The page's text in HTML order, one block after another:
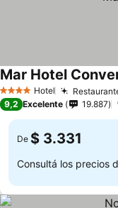
4 EstrellasHotel
Mar Hotel
9,2 Excelente 19.887
De $ 3.331
Consultá los precios